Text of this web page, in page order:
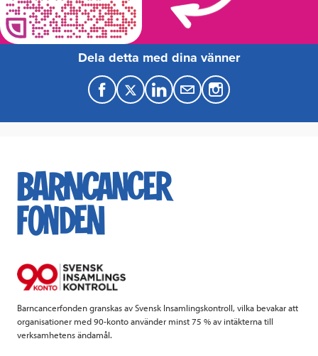
Dela detta med dina vänner
F
a
e
b
k
T
w
t
t
L
i
k
e
M
a
Barncancerfonden granskas av Svensk Insamlingskontroll, vilka bevakar att
organisationer med 90-konto använder minst 75 % av intäkterna till
verksamhetens ändamål.